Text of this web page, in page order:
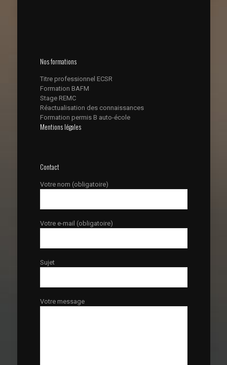
Nos formations
Titre professionnel ECSR
Formation BAFM
Stage REMC
Réactualisation des connaissances
Formation permis B auto-école
Mentions légales
Contact
Votre nom (obligatoire)
Votre e-mail (obligatoire)
Sujet
Votre message